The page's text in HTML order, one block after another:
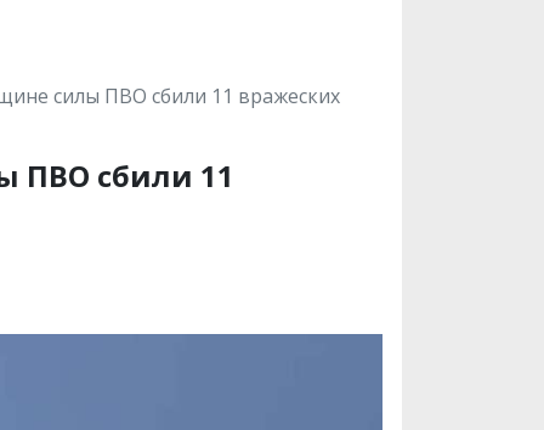
силы ПВО сбили 11 вражеских
ПВО сбили 11